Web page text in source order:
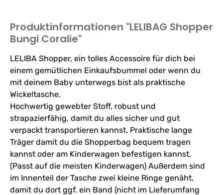
Produktinformationen "LELIBAG Shopper
Bungi Coralie"
LELIBA Shopper, ein tolles Accessoire für dich bei
einem gemütlichen Einkaufsbummel oder wenn du
mit deinem Baby unterwegs bist als praktische
Wickeltasche.
Hochwertig gewebter Stoff, robust und
strapazierfähig, damit du alles sicher und gut
verpackt transportieren kannst. Praktische lange
Träger damit du die Shopperbag bequem tragen
kannst oder am Kinderwagen befestigen kannst.
(Passt auf die meisten Kinderwagen) Außerdem sind
im Innenteil der Tasche zwei kleine Ringe genäht,
damit du dort ggf. ein Band (nicht im Lieferumfang